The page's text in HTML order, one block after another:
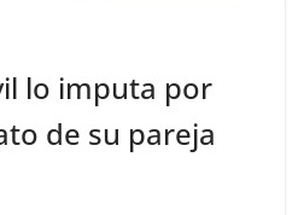
lo imputa por
de su pareja